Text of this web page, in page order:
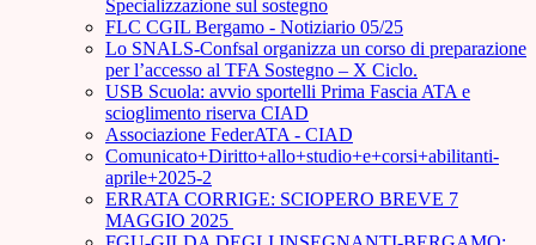
Specializzazione sul sostegno
FLC CGIL Bergamo - Notiziario 05/25
Lo SNALS-Confsal organizza un corso di preparazione
per l’accesso al TFA Sostegno – X Ciclo.
USB Scuola: avvio sportelli Prima Fascia ATA e
scioglimento riserva CIAD
Associazione FederATA - CIAD
Comunicato+Diritto+allo+studio+e+corsi+abilitanti-
aprile+2025-2
ERRATA CORRIGE: SCIOPERO BREVE 7
MAGGIO 2025